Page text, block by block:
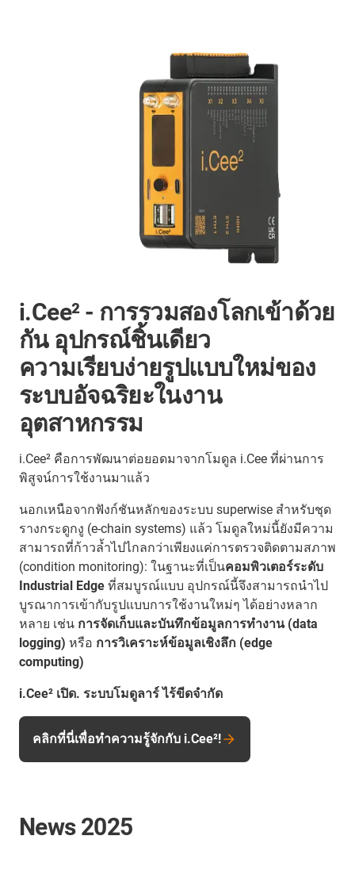
i.Cee² - การรวมสองโลกเข้าด้วย
กัน อุปกรณ์ชิ้นเดียว
ความเรียบง่ายรูปแบบใหม่ของ
ระบบอัจฉริยะในงาน
อุตสาหกรรม
i.Cee² คือการพัฒนาต่อยอดมาจากโมดูล i.Cee ที่ผ่านการ
พิสูจน์การใช้งานมาแล้ว
นอกเหนือจากฟังก์ชันหลักของระบบ superwise สำหรับชุด
รางกระดูกงู (e-chain systems) แล้ว โมดูลใหม่นี้ยังมีความ
สามารถที่ก้าวล้ำไปไกลกว่าเพียงแค่การตรวจติดตามสภาพ
(condition monitoring): ในฐานะที่เป็นคอมพิวเตอร์ระดับ
Industrial Edge ที่สมบูรณ์แบบ อุปกรณ์นี้จึงสามารถนำไป
บูรณาการเข้ากับรูปแบบการใช้งานใหม่ๆ ได้อย่างหลาก
หลาย เช่น การจัดเก็บและบันทึกข้อมูลการทำงาน (data
logging) หรือ การวิเคราะห์ข้อมูลเชิงลึก (edge
computing)
i.Cee² เปิด. ระบบโมดูลาร์ ไร้ขีดจำกัด
คลิกที่นี่เพื่อทำความรู้จักกับ i.Cee²!
News 2025